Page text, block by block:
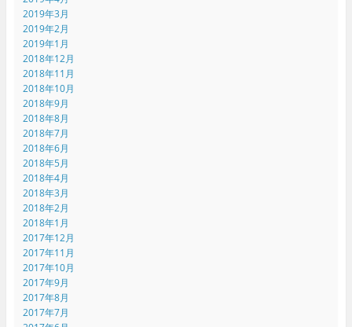
2019年3月
2019年2月
2019年1月
2018年12月
2018年11月
2018年10月
2018年9月
2018年8月
2018年7月
2018年6月
2018年5月
2018年4月
2018年3月
2018年2月
2018年1月
2017年12月
2017年11月
2017年10月
2017年9月
2017年8月
2017年7月